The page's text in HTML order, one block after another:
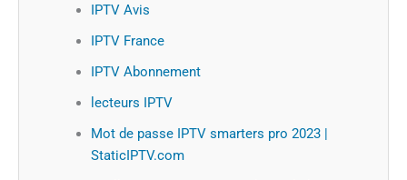
IPTV Avis
IPTV France
IPTV Abonnement
lecteurs IPTV
Mot de passe IPTV smarters pro 2023 |
StaticIPTV.com